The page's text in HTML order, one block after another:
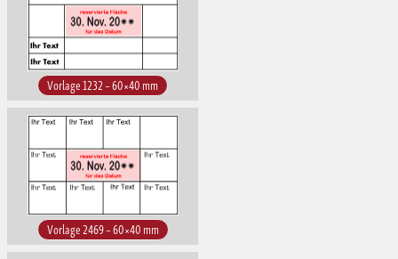
Vorlage 1232 – 60×40 mm
Vorlage 2469 – 60×40 mm